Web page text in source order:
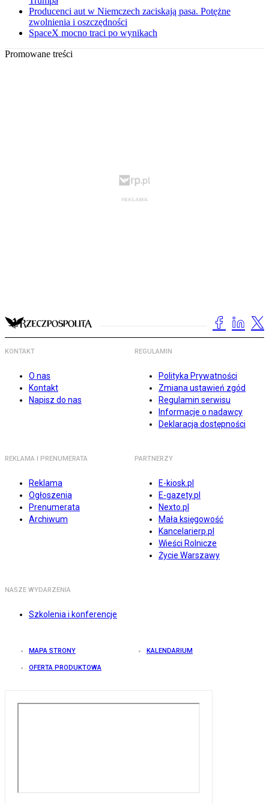
Producenci aut w Niemczech zaciskają pasa. Potężne
zwolnienia i oszczędności
SpaceX mocno traci po wynikach
Promowane treści
KONTAKT
O nas
Kontakt
Napisz do nas
REGULAMIN
Polityka Prywatności
Zmiana ustawień zgód
Regulamin serwisu
Informacje o nadawcy
Deklaracja dostępności
REKLAMA I PRENUMERATA
Reklama
Ogłoszenia
Prenumerata
Archiwum
PARTNERZY
E-kiosk.pl
E-gazety.pl
Nexto.pl
Mała księgowość
Kancelarierp.pl
Wieści Rolnicze
Życie Warszawy
NASZE WYDARZENIA
Szkolenia i konferencje
MAPA STRONY KALENDARIUM
OFERTA PRODUKTOWA